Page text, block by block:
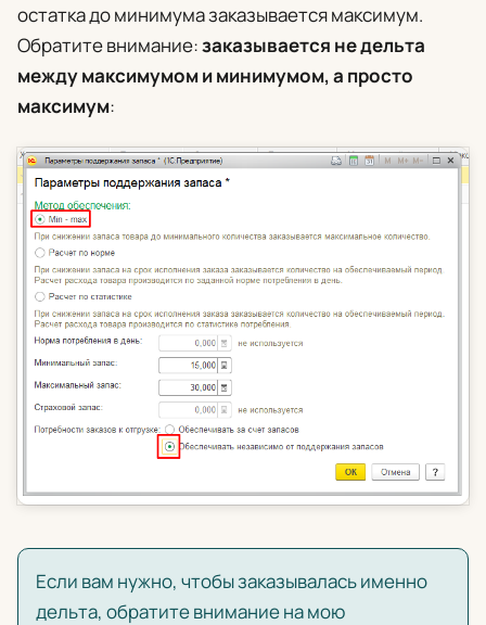
остатка до минимума заказывается максимум.
Обратите внимание:заказывается не дельта
между максимумом и минимумом, а просто
максимум:
Если вам нужно, чтобы заказывалась именно
дельта, обратите внимание на мою